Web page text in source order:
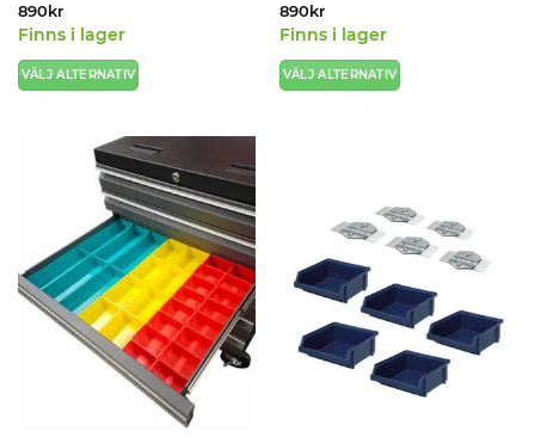
Betygsatt
av 5
890kr
Finns i lager
VÄLJ ALTERNATIV
produkten
olika
alternativen
kan
890kr
Finns i lager
VÄLJ ALTERNATIV
varianter.
olika
alternativen
väljas
produktsidan